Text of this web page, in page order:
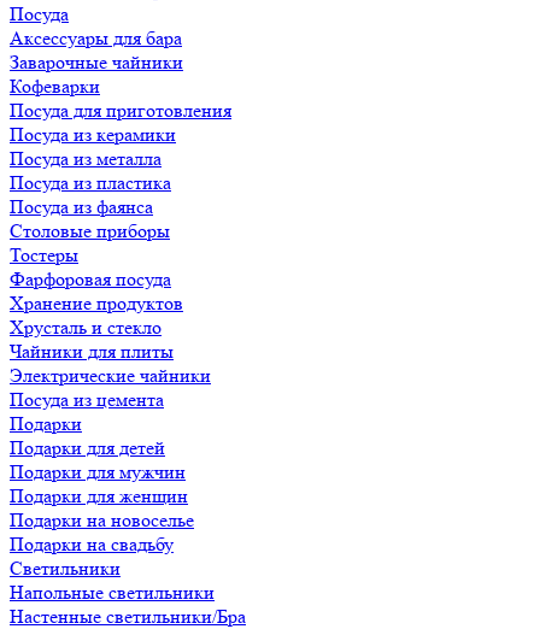
Посуда
Аксессуары для бара
Заварочные чайники
Кофеварки
Посуда для приготовления
Посуда из керамики
Посуда из металла
Посуда из пластика
Посуда из фаянса
Столовые приборы
Тостеры
Фарфоровая посуда
Хранение продуктов
Хрусталь и стекло
Чайники для плиты
Электрические чайники
Посуда из цемента
Подарки
Подарки для детей
Подарки для мужчин
Подарки для женщин
Подарки на новоселье
Подарки на свадьбу
Светильники
Напольные светильники
Настенные светильники/Бра